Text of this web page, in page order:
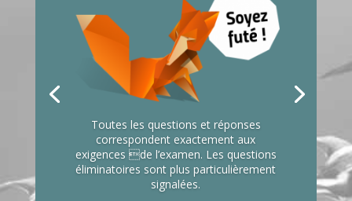
Toutes les questions et réponses
correspondent exactement aux
exigences de l’examen. Les questions
éliminatoires sont plus particulièrement
signalées.